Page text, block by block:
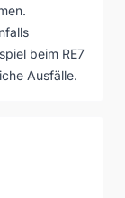
beim RE7
Ausfälle.